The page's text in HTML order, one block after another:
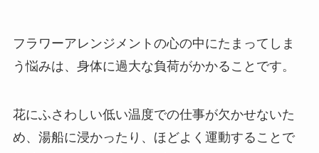
フラワーアレンジメントの心の中にたまってしま
う悩みは、身体に過大な負荷がかかることです。
花にふさわしい低い温度での仕事が欠かせないた
め、湯船に浸かったり、ほどよく運動することで